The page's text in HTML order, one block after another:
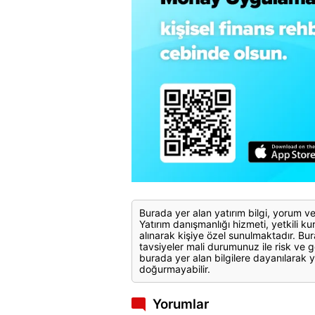
Burada yer alan yatırım bilgi, yorum
Yatırım danışmanlığı hizmeti, yetkili
alınarak kişiye özel sunulmaktadır.
tavsiyeler mali durumunuz ile risk ve
burada yer alan bilgilere dayanılarak
doğurmayabilir.
Yorumlar